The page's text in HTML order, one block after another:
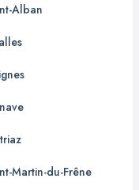
Alban
Martin-du-Frêne